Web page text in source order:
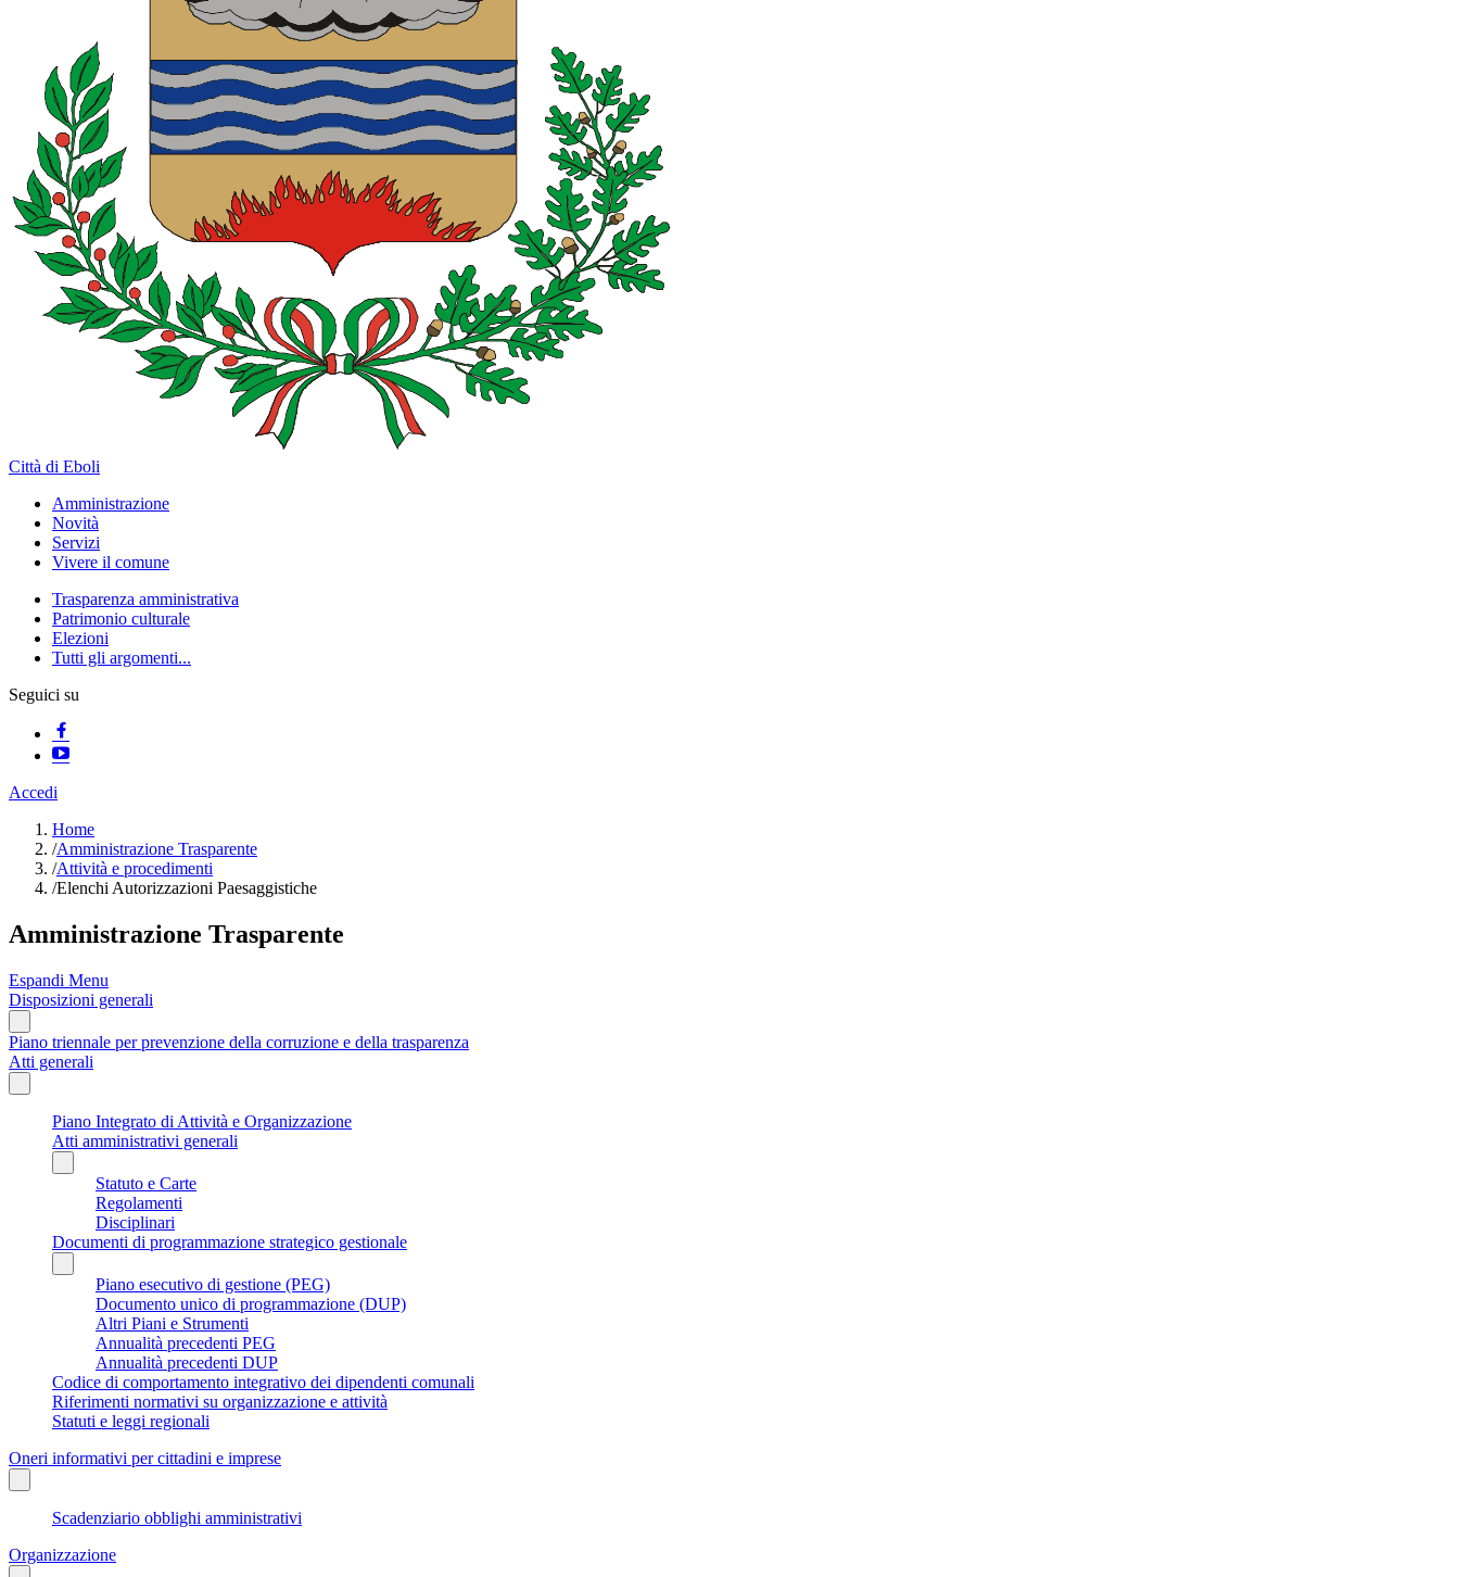
Città di Eboli
Amministrazione
Novità
Servizi
Vivere il comune
Trasparenza amministrativa
Patrimonio culturale
Elezioni
Tutti gli argomenti...
Seguici su
Accedi
Home
/Amministrazione Trasparente
/Attività e procedimenti
/Elenchi Autorizzazioni Paesaggistiche
Amministrazione Trasparente
Espandi Menu
Disposizioni generali
Piano triennale per prevenzione della corruzione e della trasparenza
Atti generali
Piano Integrato di Attività e Organizzazione
Atti amministrativi generali
Statuto e Carte
Regolamenti
Disciplinari
Documenti di programmazione strategico gestionale
Piano esecutivo di gestione (PEG)
Documento unico di programmazione (DUP)
Altri Piani e Strumenti
Annualità precedenti PEG
Annualità precedenti DUP
Codice di comportamento integrativo dei dipendenti comunali
Riferimenti normativi su organizzazione e attività
Statuti e leggi regionali
Oneri informativi per cittadini e imprese
Scadenziario obblighi amministrativi
Organizzazione